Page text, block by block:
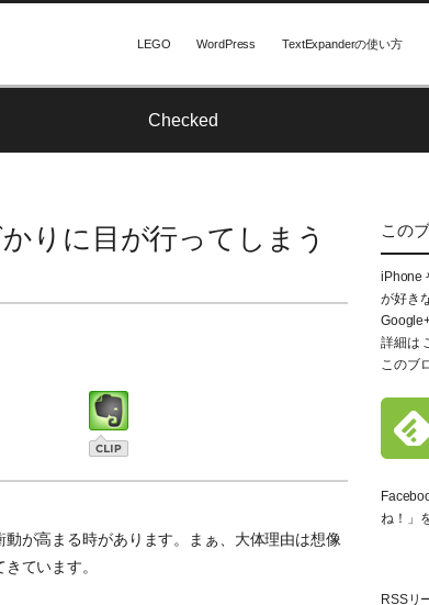
LEGO WordPress TextExpanderの使い方
Checked
りに目が行ってしまう
が高まる時があります。まぁ、大体理由は想像
ています。
この
iPhone
が好き
詳細は
このブ
ね！」
RSSリ